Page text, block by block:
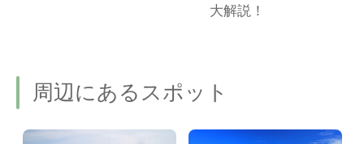
大解説！
周辺にあるスポット